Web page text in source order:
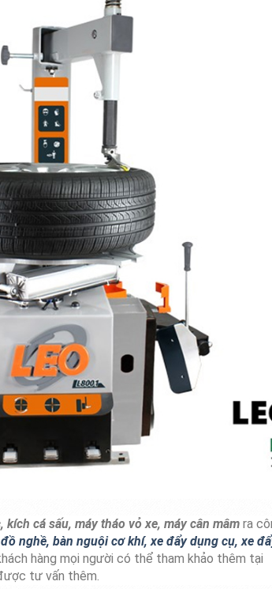
kích cá sấu, máy tháo vỏ xe, máy cân mâm ra
nghề, bàn nguội cơ khí, xe đẩy dụng cụ, xe
hàng mọi người có thể tham khảo thêm tại
tư vấn thêm.